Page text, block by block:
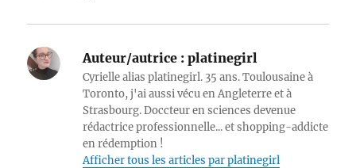
Auteur/autrice : platinegirl
Cyrielle alias platinegirl. 35 ans. Toulousaine à
Toronto, j'ai aussi vécu en Angleterre et à
Strasbourg. Doccteur en sciences devenue
rédactrice professionnelle... et shopping-addicte
en rédemption !
Afficher tous les articles par platinegirl